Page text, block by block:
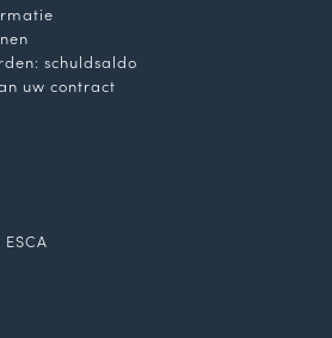
schuldsaldo
uw contract